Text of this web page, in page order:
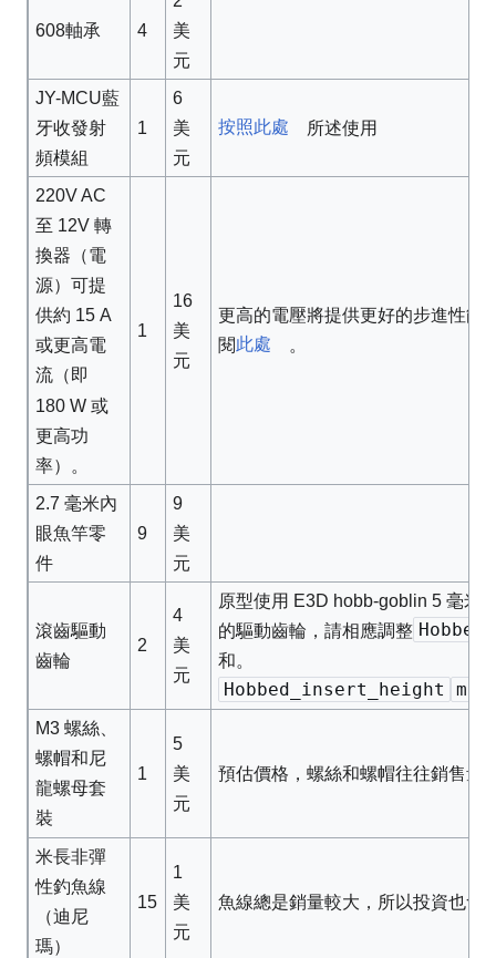
608軸承 4
美
元
JY-MCU藍
牙收發射
頻模組
1
6
美
元
按照此處 所述使用
220V AC
至 12V 轉
換器（電
源）可提
供約 15 A
或更高電
流（即
180 W 或
更高功
率）。
1
16
美
元
更高的電壓將提供更好的步進性能
閱此處 。
2.7 毫米內
眼魚竿零
件
9
9
美
元
滾齒驅動
齒輪
2
4
美
元
原型使用 E3D hobb-goblin 5 毫米
的驅動齒輪，請相應調整
和。
Hobbed_insert_height
M3 螺絲、
螺帽和尼
龍螺母套
裝
1
5
美
元
預估價格，螺絲和螺帽往往銷售量
米長非彈
性釣魚線
（迪尼
瑪）
15
1
美
元
魚線總是銷量較大，所以投資也會